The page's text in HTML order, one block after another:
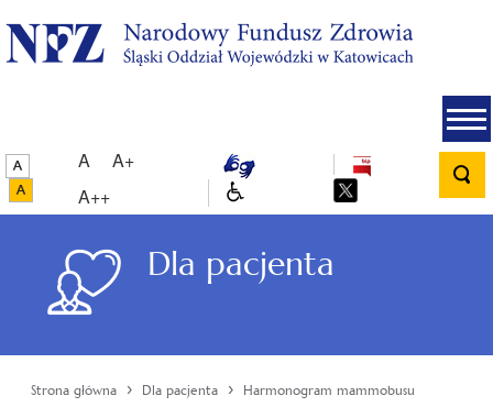
A
A+
A++
Dla pacjenta
Strona główna › Dla pacjenta › Harmonogram mammobusu